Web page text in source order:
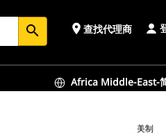
search place 查找代理商
Africa Middle-East-
美制